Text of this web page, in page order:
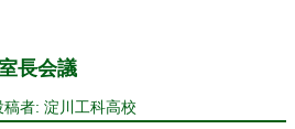
長会議
稿者: 淀川工科高校